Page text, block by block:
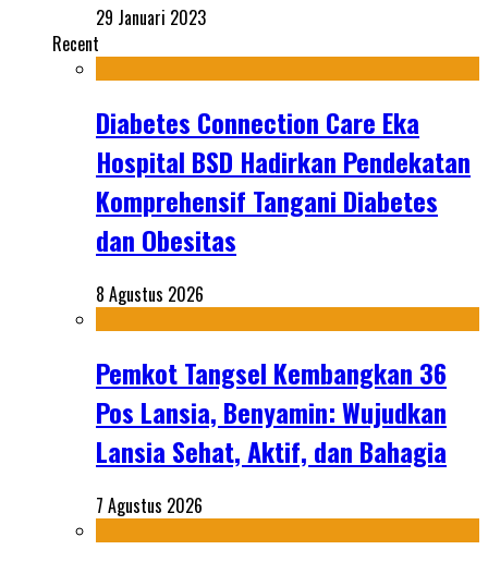
29 Januari 2023
Recent
Diabetes Connection Care Eka
Hospital BSD Hadirkan Pendekatan
Komprehensif Tangani Diabetes
dan Obesitas
8 Agustus 2026
Pemkot Tangsel Kembangkan 36
Pos Lansia, Benyamin: Wujudkan
Lansia Sehat, Aktif, dan Bahagia
7 Agustus 2026